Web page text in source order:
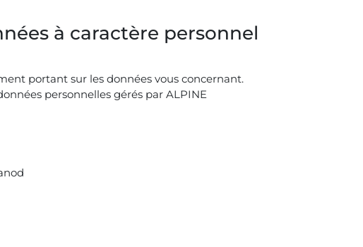
à caractère personnel
portant sur les données vous concernant.
personnelles gérés par ALPINE